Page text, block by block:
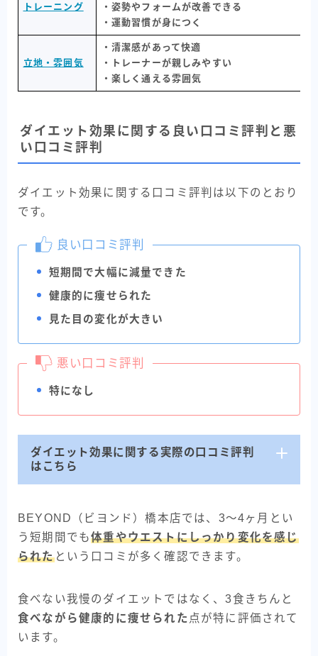
トレーニング
・姿勢やフォームが改善できる
・運動習慣が身につく
立地・雰囲気
・清潔感があって快適
・トレーナーが親しみやすい
・楽しく通える雰囲気
ダイエット効果に関する良い口コミ評判と悪
い口コミ評判
ダイエット効果に関する口コミ評判は以下のとおり
です。
良い口コミ評判
短期間で大幅に減量できた
健康的に痩せられた
見た目の変化が大きい
悪い口コミ評判
特になし
ダイエット効果に関する実際の口コミ評判
はこちら
BEYOND（ビヨンド）橋本店では、3〜4ヶ月とい
う短期間でも体重やウエストにしっかり変化を感じ
られたという口コミが多く確認できます。
食べない我慢のダイエットではなく、3食きちんと
食べながら健康的に痩せられた 点が特に評価されて
います。